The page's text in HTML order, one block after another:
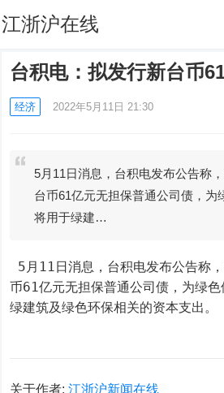
江浙沪在线
台积电：拟发行新台币
经济 2022年5月11日 21:30
5月11日消息，台积电发布公告称
台币61亿元无担保普通公司债，为
将用于绿建…
币61亿元无担保普通公司债，为绿
绿建筑及绿色环保相关的资本支出。
关于作者:江浙沪新闻在线